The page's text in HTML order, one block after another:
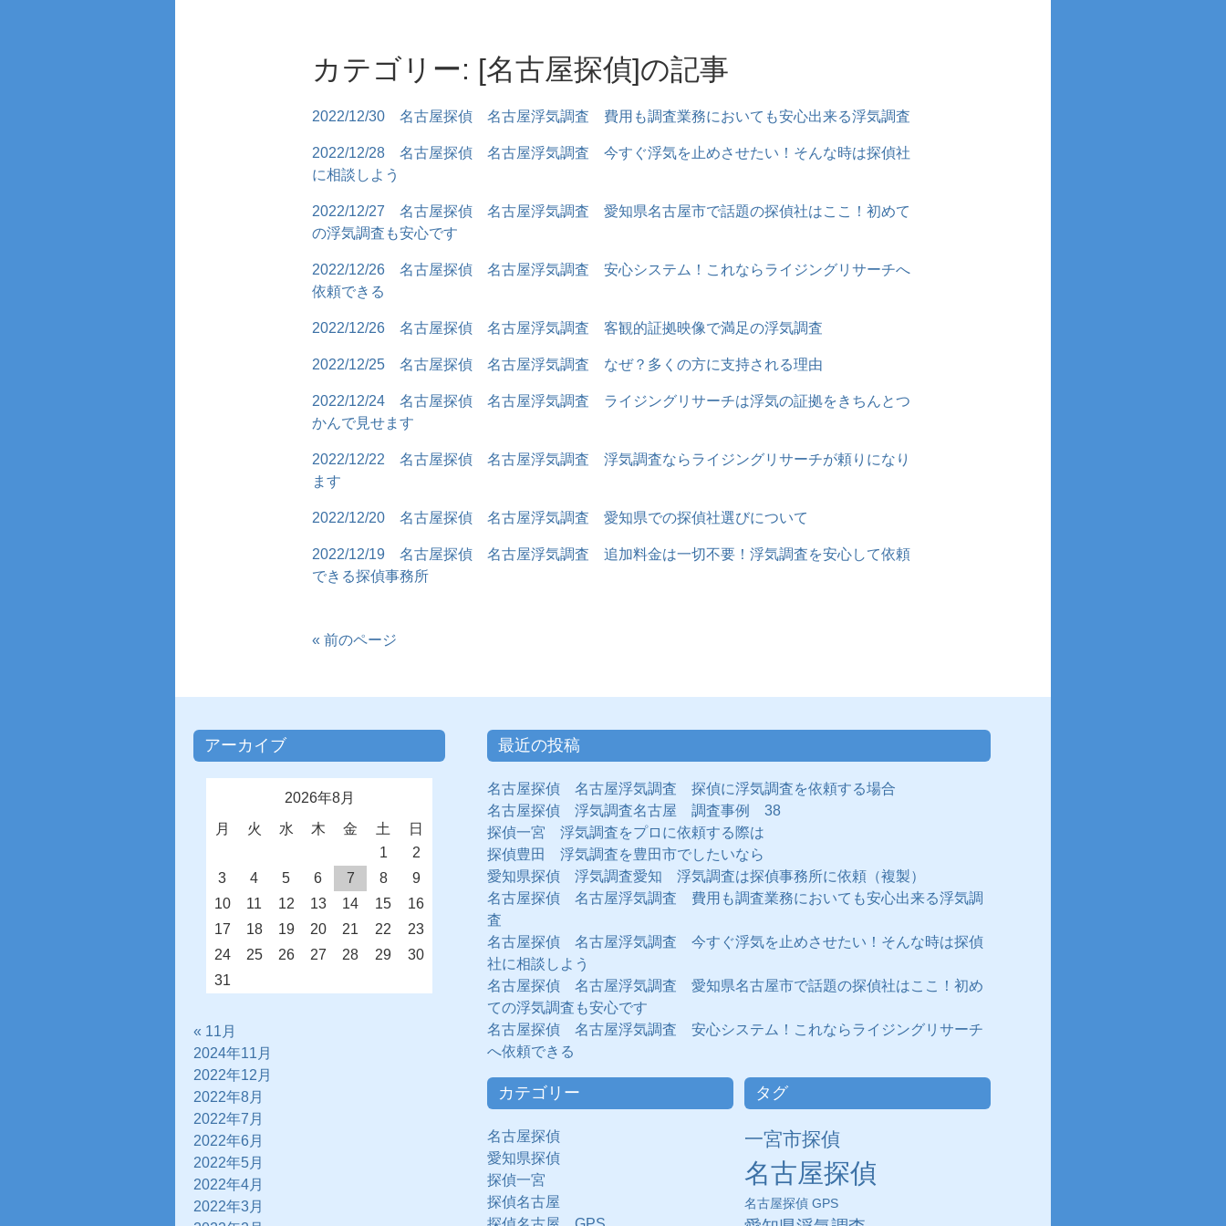
カテゴリー: [名古屋探偵]の記事
2022/12/30 名古屋探偵 名古屋浮気調査 費用も調査業務においても安心出来る浮気調査
2022/12/28
名古屋探偵 名古屋浮気調査 今すぐ浮気を止めさせたい！そんな時は探偵社
に相談しよう
2022/12/27
名古屋探偵 名古屋浮気調査 愛知県名古屋市で話題の探偵社はここ！初めて
の浮気調査も安心です
2022/12/26
名古屋探偵 名古屋浮気調査 安心システム！これならライジングリサーチへ
依頼できる
2022/12/26 名古屋探偵 名古屋浮気調査 客観的証拠映像で満足の浮気調査
2022/12/25 名古屋探偵 名古屋浮気調査 なぜ？多くの方に支持される理由
2022/12/24
名古屋探偵 名古屋浮気調査 ライジングリサーチは浮気の証拠をきちんとつ
かんで見せます
2022/12/22
名古屋探偵 名古屋浮気調査 浮気調査ならライジングリサーチが頼りになり
ます
2022/12/20 名古屋探偵 名古屋浮気調査 愛知県での探偵社選びについて
2022/12/19
名古屋探偵 名古屋浮気調査 追加料金は一切不要！浮気調査を安心して依頼
できる探偵事務所
« 前のページ
アーカイブ
2026年8月
月
火 水 木 金 土
日
1
2
3
4 5 6 7 8
9
10
11 12 13 14 15
16
17
18 19 20 21 22
23
24
25 26 27 28 29
30
31
« 11月
2024年11月
2022年12月
2022年8月
2022年7月
2022年6月
2022年5月
2022年4月
2022年3月
最近の投稿
名古屋探偵 名古屋浮気調査 探偵に浮気調査を依頼する場合
名古屋探偵 浮気調査名古屋 調査事例 38
探偵一宮 浮気調査をプロに依頼する際は
探偵豊田 浮気調査を豊田市でしたいなら
愛知県探偵 浮気調査愛知 浮気調査は探偵事務所に依頼（複製）
名古屋探偵 名古屋浮気調査 費用も調査業務においても安心出来る浮気調
査
名古屋探偵 名古屋浮気調査 今すぐ浮気を止めさせたい！そんな時は探偵
社に相談しよう
名古屋探偵 名古屋浮気調査 愛知県名古屋市で話題の探偵社はここ！初め
ての浮気調査も安心です
名古屋探偵 名古屋浮気調査 安心システム！これならライジングリサーチ
へ依頼できる
カテゴリー
名古屋探偵
愛知県探偵
探偵一宮
探偵名古屋
タグ
一宮市探偵
名古屋探偵
名古屋探偵 GPS